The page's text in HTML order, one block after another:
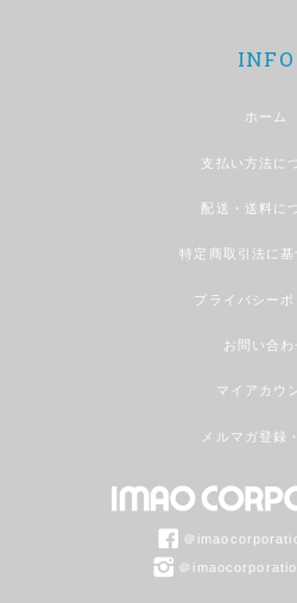
INFO
ホーム
支払い方法に
配送・送料に
特定商取引法に基
プライバシーポ
お問い合わ
マイアカウ
メルマガ登録
＠
＠